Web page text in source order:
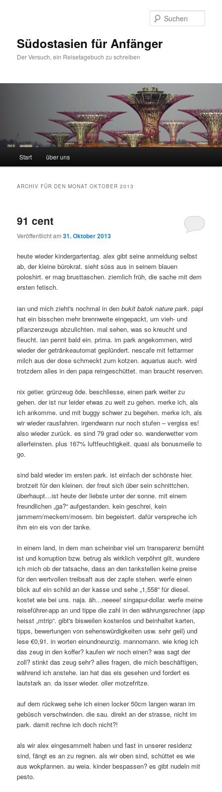
Südostasien für Anfänger
Der Versuch, ein Reisetagebuch zu schreiben
Zum Inhalt wechseln
Zum sekundären Inhalt wechseln
Start über uns
ARCHIV FÜR DEN MONATOKTOBER 2013
91 cent
Veröffentlicht am31. Oktober 2013
heute wieder kindergartentag. alex gibt seine anmeldung selbst
ab, der kleine bürokrat. sieht süss aus in seinem blauen
poloshirt. er mag brusttaschen. ziemlich früh, die sache mit dem
ersten fetisch.
ian und mich zieht's nochmal in denbukit batok nature park. papi
hat ein bisschen mehr brennweite eingepackt, um vieh- und
pflanzenzeugs abzulichten. mal sehen, was so kreucht und
fleucht. ian pennt bald ein. prima. im park angekommen, wird
wieder der getränkeautomat geplündert. nescafe mit fettarmer
milch aus der dose schmeckt zum kotzen. aquarius auch. wird
trotzdem alles in den papa reingeschüttet. man braucht reserven.
nix getier. grünzeug öde. beschliesse, einen park weiter zu
gehen. der ist nur leider etwas zu weit zu gehen. merke ich, als
ich ankomme. und mit buggy schwer zu begehen. merke ich, als
wir wieder rausfahren. irgendwann nur noch stufen – vergiss es!
also wieder zurück. es sind 79 grad oder so. wanderwetter vom
allerfeinsten. plus 167% luftfeuchtigkeit. quasi als bonusmeile to
go.
sind bald wieder im ersten park. ist einfach der schönste hier.
brotzeit für den kleinen. der freut sich über sein schnittchen.
überhaupt…ist heute der liebste unter der sonne. mit einem
freundlichen „ga?“ aufgestanden. kein geschrei, kein
jammern/meckern/mosern. bin begeistert. dafür verspreche ich
ihm ein eis von der tanke.
in einem land, in dem man scheinbar viel um transparenz bemüht
ist und korruption bzw. betrug als wirklich verpöhnt gilt, wundere
ich mich ob der tatsache, dass an den tankstellen keine preise
für den wertvollen treibsaft aus der zapfe stehen. werfe einen
blick auf ein schild an der kasse und sehe „1,558“ für diesel.
kostet wie bei uns. naja. äh…neeee! singapur-dollar. werfe meine
reiseführer-app an und tippe die zahl in den währungsrechner (app
heisst „mtrip“. gibt's bisweilen kostenlos und beinhaltet karten,
tipps, bewertungen von sehenswürdigkeiten usw. sehr geil) und
lese €0,91. in worten einundneunzig. mannomann. wie krieg ich
das zeug in den koffer? kaufen wir noch einen? was sagt der
zoll? stinkt das zeug sehr? alles fragen, die mich beschäftigen,
während ich anstehe. ian hat das eis gesehen und fordert es
lautstark an. da isser wieder. oller motzefritze.
auf dem rückweg sehe ich einen locker 50cm langen waran im
gebüsch verschwinden. die sau. direkt an der strasse, nicht im
park. damit rechne ich doch nicht?!
als wir alex eingesammelt haben und fast in unserer residenz
sind, fängt es an zu regnen. als wir oben sind, schüttet es wie
aus wokpfannen. au weia. kinder bespassen? es gibt nudeln mit
pesto.